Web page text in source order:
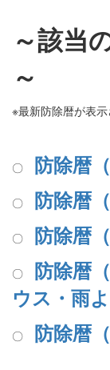
～該当
～
※最新防除暦が表示
〇 防除暦
〇 防除暦
〇 防除暦（
〇 防除暦
ウス・雨よ
〇 防除暦